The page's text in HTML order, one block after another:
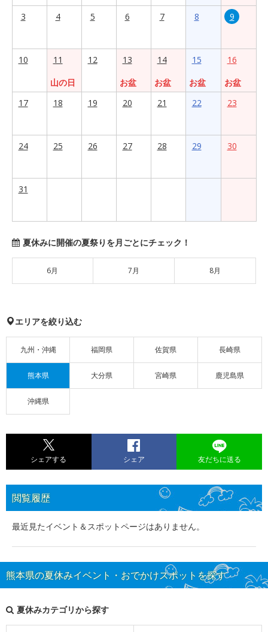
3 4 5 6 7 8 9
10
11
山の日
12
13
お盆
14
お盆
15
お盆
16
お盆
17
18 19 20 21 22 23
24 25 26 27 28 29 30
31
夏休みに開催の夏祭りを月ごとにチェック！
6月 7月 8月
エリアを絞り込む
九州・沖縄 福岡県 佐賀県 長崎県
熊本県 大分県 宮崎県 鹿児島県
沖縄県
シェアする シェア 友だちに送る
閲覧履歴
最近見たイベント＆スポットページはありません。
熊本県の夏休みイベント・おでかけスポットを探す
夏休みカテゴリから探す